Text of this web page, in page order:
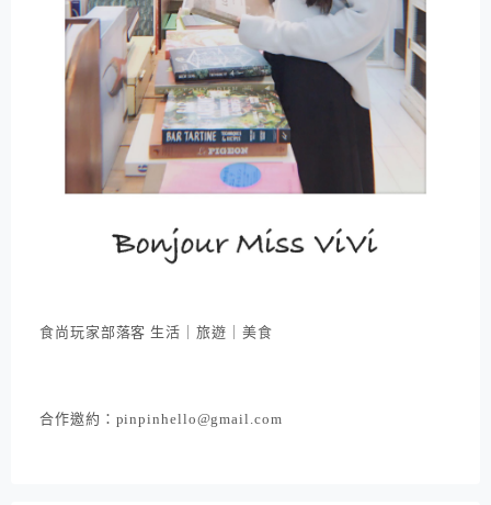
食尚玩家部落客 生活｜旅遊｜美食
合作邀約：pinpinhello@gmail.com